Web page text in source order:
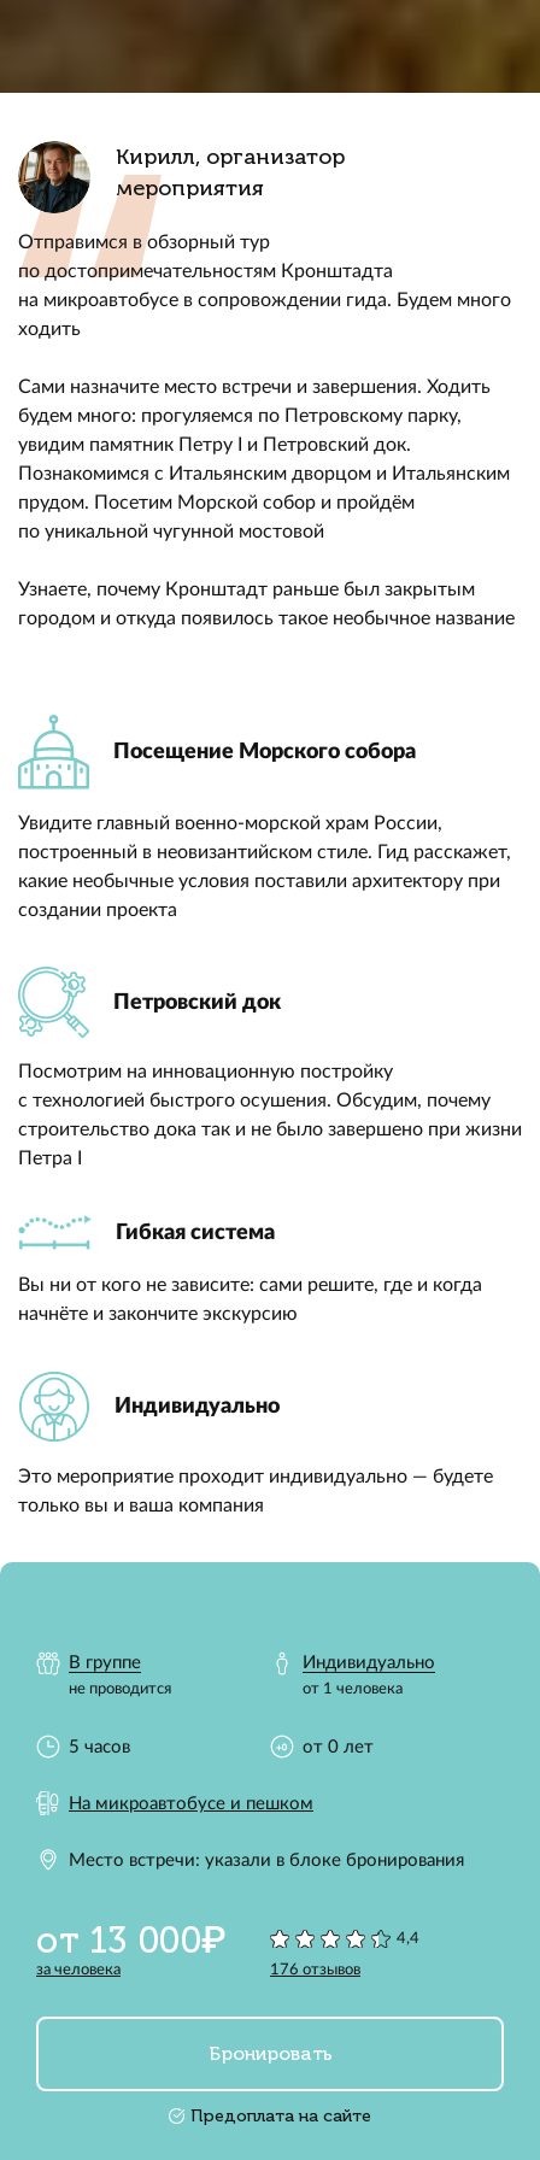
Кирилл, организатор
мероприятия
Отправимся в обзорный тур
по достопримечательностям Кронштадта
на микроавтобусе в сопровождении гида. Будем много
ходить
Сами назначите место встречи и завершения. Ходить
будем много: прогуляемся по Петровскому парку,
увидим памятник Петру I и Петровский док.
Познакомимся с Итальянским дворцом и Итальянским
прудом. Посетим Морской собор и пройдём
по уникальной чугунной мостовой
Узнаете, почему Кронштадт раньше был закрытым
городом и откуда появилось такое необычное название
Посещение Морского собора
Увидите главный военно-морской храм России,
построенный в неовизантийском стиле. Гид расскажет,
какие необычные условия поставили архитектору при
создании проекта
Петровский док
Посмотрим на инновационную постройку
с технологией быстрого осушения. Обсудим, почему
строительство дока так и не было завершено при жизни
Петра I
Гибкая система
Вы ни от кого не зависите: сами решите, где и когда
начнёте и закончите экскурсию
Индивидуально
Это мероприятие проходит индивидуально — будете
только вы и ваша компания
В группе
не проводится
Индивидуально
от 1 человека
5 часов от 0 лет
На микроавтобусе и пешком
Место встречи: указали в блоке бронирования
от 13 000₽
за человека
4,4
176 отзывов
Бронировать
Предоплата на сайте